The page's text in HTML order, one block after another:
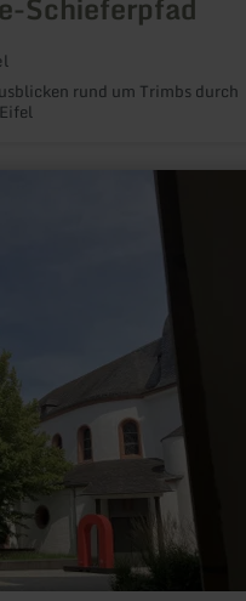
rund um Trimbs durch